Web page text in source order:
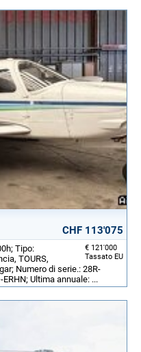
CHF 113'075
€ 121'000
Tassato EU
Tipo:
TOURS,
Numero di serie.: 28R-
Ultima annuale: ...